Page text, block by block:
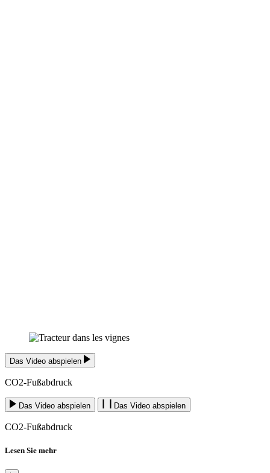
Das Video abspielen
CO2-Fußabdruck
Das Video abspielen Das Video abspielen
CO2-Fußabdruck
Lesen Sie mehr